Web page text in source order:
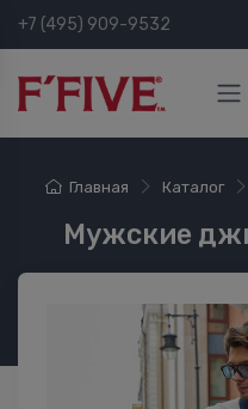
+7 (495) 909-9532
Главная Каталог
Мужские